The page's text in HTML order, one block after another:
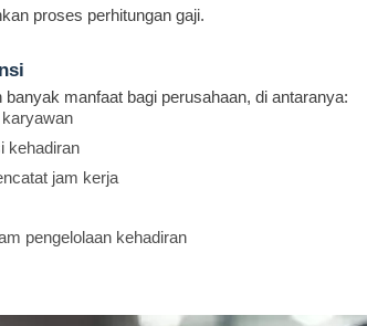
proses perhitungan gaji.
manfaat bagi perusahaan, di antaranya:
kehadiran
jam kerja
pengelolaan kehadiran